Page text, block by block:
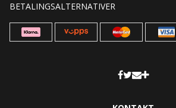
BETALINGSALTERNATIVER